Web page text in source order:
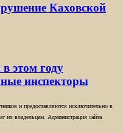
Каховской
этом году
инспекторы
и предоставляются исключительно в
их владельцам. Администрация сайта